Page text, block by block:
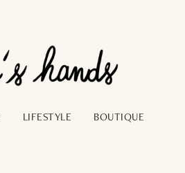
LIFESTYLE BOUTIQUE